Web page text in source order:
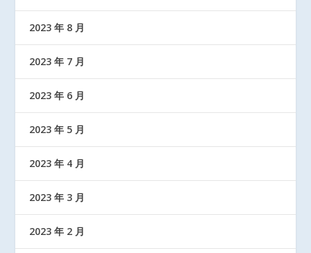
2023 年 8 月
2023 年 7 月
2023 年 6 月
2023 年 5 月
2023 年 4 月
2023 年 3 月
2023 年 2 月